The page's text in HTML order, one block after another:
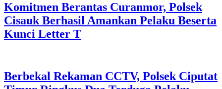
Komitmen Berantas Curanmor, Polsek
Cisauk Berhasil Amankan Pelaku Beserta
Kunci Letter T
Berbekal Rekaman CCTV, Polsek Ciputat